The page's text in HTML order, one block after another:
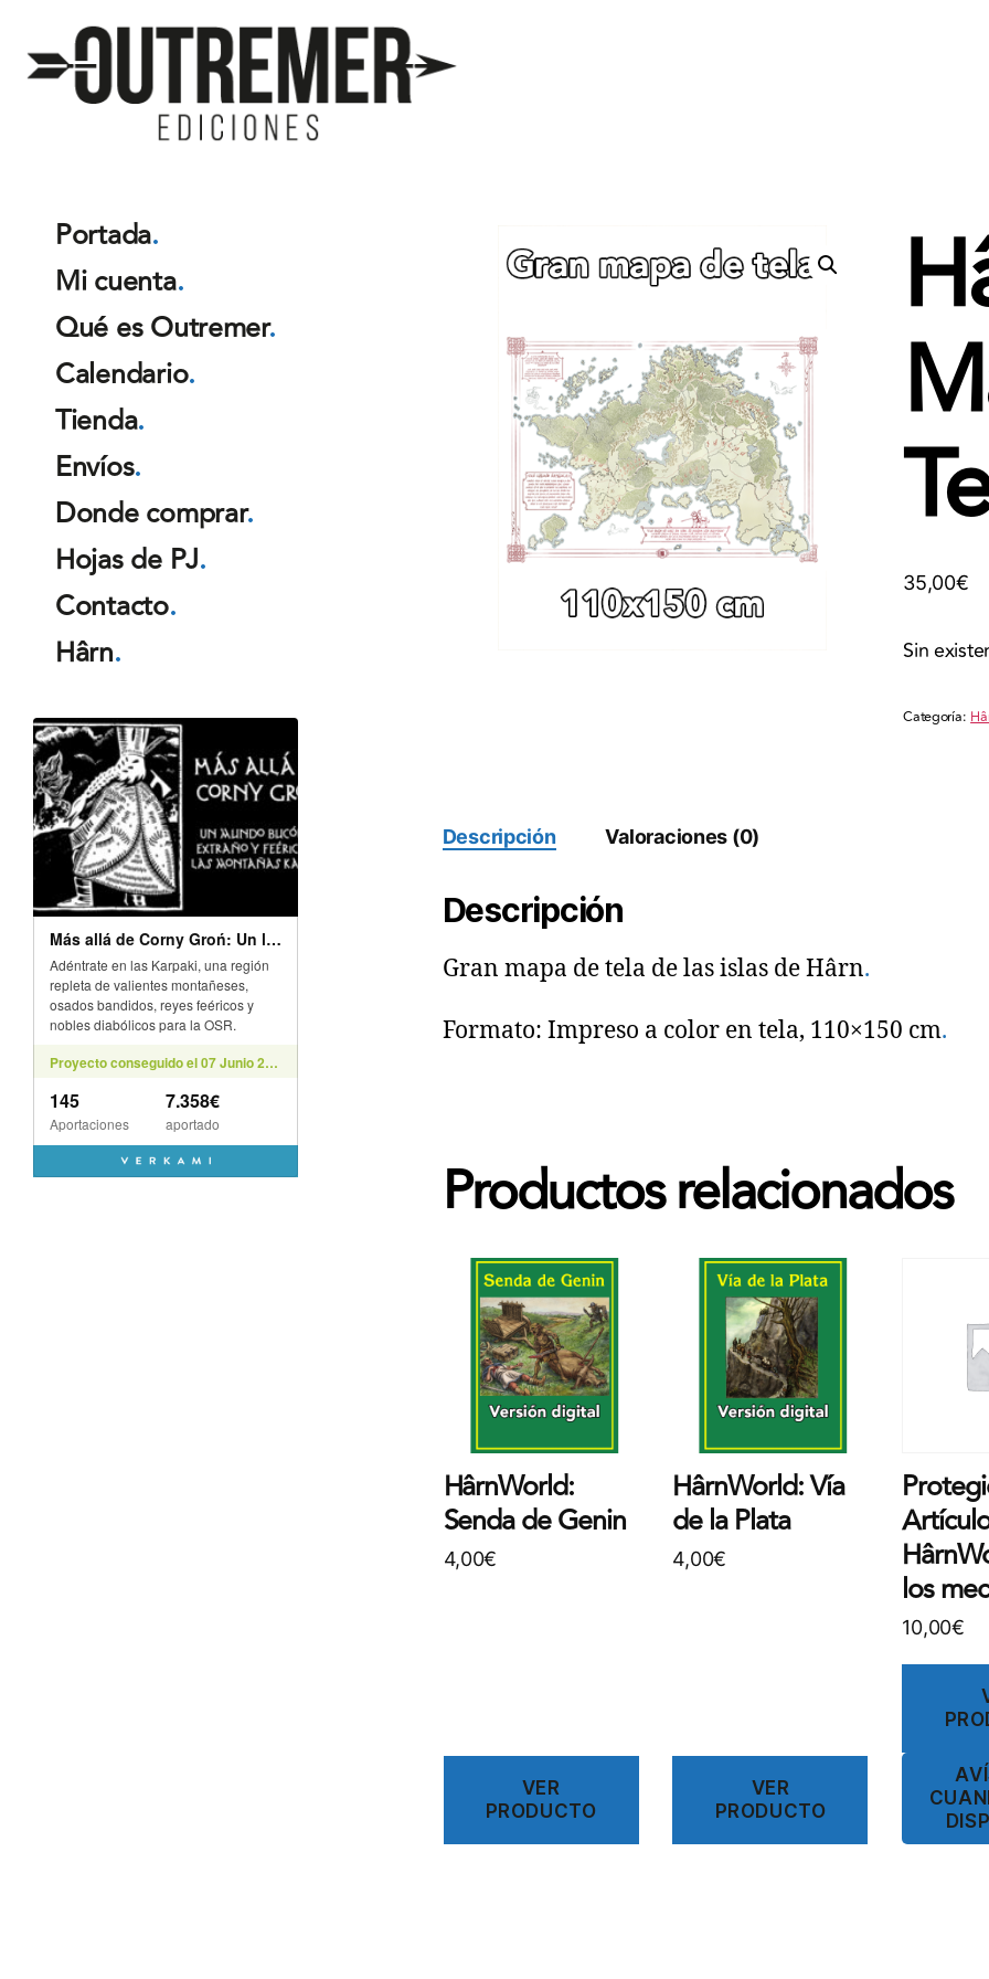
Portada.
Mi cuenta.
Qué es Outremer.
Calendario.
Tienda.
Envíos.
Donde comprar.
Hojas de PJ.
Contacto.
Hârn.
35,00€
Sin
Categoría:
Descripción Valoraciones (0)
Descripción
Gran mapa de tela de las islas de Hârn.
Formato: Impreso a color en tela, 110×150 cm.
Productos relacionados
HârnWorld:
Senda de Genin
4,00€
VER
PRODUCTO
HârnWorld: Vía
de la Plata
4,00€
VER
PRODUCTO
los
10,00€